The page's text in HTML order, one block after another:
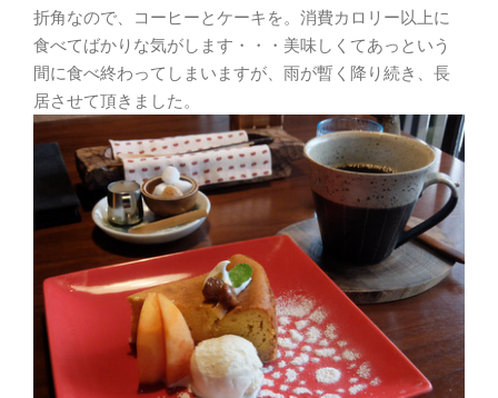
折角なので、コーヒーとケーキを。消費カロリー以上に
食べてばかりな気がします・・・美味しくてあっという
間に食べ終わってしまいますが、雨が暫く降り続き、長
居させて頂きました。